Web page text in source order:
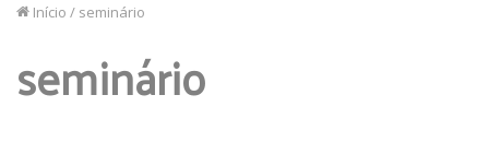
Início / seminário
seminário